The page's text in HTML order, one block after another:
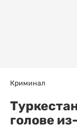
Криминал
голове